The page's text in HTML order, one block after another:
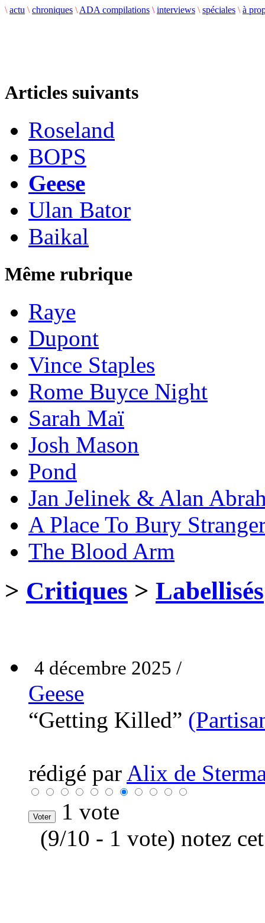
\ actu \ chroniques \ ADA compilations \ interviews \ spéciales \ à
Articles suivants
Roseland
BOPS
Geese
Ulan Bator
Baikal
Même rubrique
Raye
Dupont
Vince Staples
Rome Buyce Night
Sarah Maï
Josh Mason
Pond
Jan Jelinek & Alan
A Place To Bury
The Blood Arm
> Critiques > Labellisés
4 décembre 2025 /
Geese
“Getting Killed”
rédigé par Alix de
1 vote
(9/10 - 1 vote) notez